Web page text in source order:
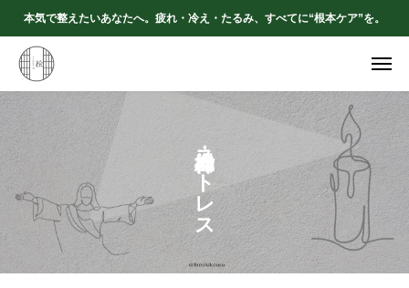
本気で整えたいあなたへ。疲れ・冷え・たるみ、すべてに“根本ケア”を。
ス
ト
レ
ス